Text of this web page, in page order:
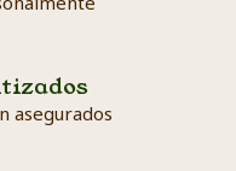
asegurados
products